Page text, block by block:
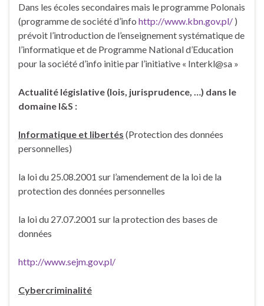
Dans les écoles secondaires mais le programme Polonais
(programme de société d’info http://www.kbn.gov.pl/ )
prévoit l’introduction de l’enseignement systématique de
l’informatique et de Programme National d’Education
pour la société d’info initie par l’initiative « Interkl@sa »
Actualité législative (lois, jurisprudence, …) dans le
domaine I&S :
Informatique et libertés (Protection des données
personnelles)
la loi du 25.08.2001 sur l’amendement de la loi de la
protection des données personnelles
la loi du 27.07.2001 sur la protection des bases de
données
http://www.sejm.gov.pl/
Cybercriminalité